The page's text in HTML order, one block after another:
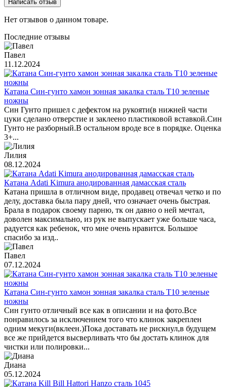
Написать отзыв
Нет отзывов о данном товаре.
Последние отзывы
Павел
11.12.2024
Катана Син-гунто хамон зонная закалка сталь T10 зеленые
ножны
Син Гунто пришел с дефектом на рукояти(в нижней части
цуки сделано отверстие и заклеено пластиковой вставкой.Син
Гунто не разборный.В остальном вроде все в порядке. Оценка
3+...
Лилия
08.12.2024
Катана Adati Kimura анодированная дамасская сталь
Катана пришла в отличном виде, продавец отвечал четко и по
делу, доставка была пару дней, что означает очень быстрая.
Брала в подарок своему парню, тк он давно о ней мечтал,
доволен максимально, из рук не выпускает уже больше часа,
радуется как ребенок, что мне очень нравится. Большое
спасибо за изд..
Павел
07.12.2024
Катана Син-гунто хамон зонная закалка сталь T10 зеленые
ножны
Син гунто отличный все как в описании и на фото.Все
понравилось за исключением того что клинок закреплен
одним мекуги(вклеен.)Пока доставать не рискнул,в будущем
все же прийдется высверливать что бы достать клинок для
чистки или полировки...
Диана
05.12.2024